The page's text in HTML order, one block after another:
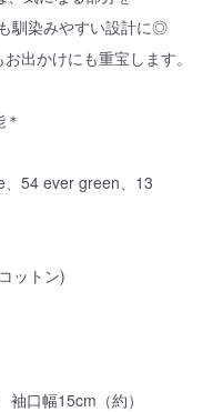
馴染みやすい設計に◎
出かけにも重宝します。
54 ever green、13
ットン)
口幅15cm（約）